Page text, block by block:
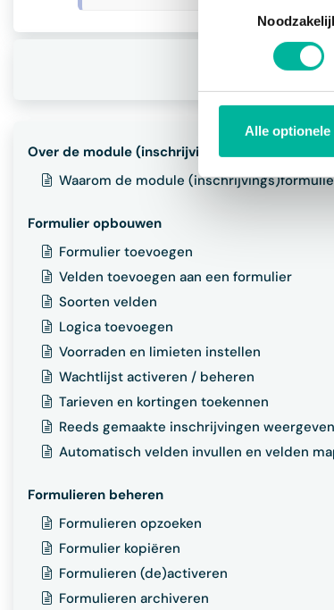
via de consent
Alle optionele
Over de module (inschrijvings)formulieren
Waarom de module
Formulier opbouwen
Formulier toevoegen
Velden toevoegen aan een formulier
Soorten velden
Logica toevoegen
Voorraden en limieten instellen
Wachtlijst activeren / beheren
Tarieven en kortingen toekennen
Reeds gemaakte inschrijvingen
Automatisch velden invullen en velden
Formulieren beheren
Formulieren opzoeken
Formulier kopiëren
Formulieren (de)activeren
Formulieren archiveren